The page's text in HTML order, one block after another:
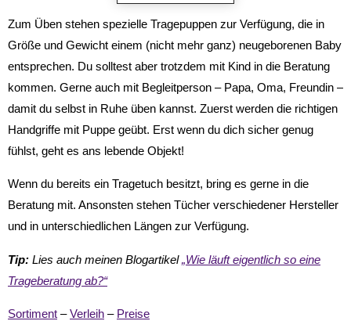
Zum Üben stehen spezielle Tragepuppen zur Verfügung, die in
Größe und Gewicht einem (nicht mehr ganz) neugeborenen Baby
entsprechen. Du solltest aber trotzdem mit Kind in die Beratung
kommen. Gerne auch mit Begleitperson – Papa, Oma, Freundin –
damit du selbst in Ruhe üben kannst. Zuerst werden die richtigen
Handgriffe mit Puppe geübt. Erst wenn du dich sicher genug
fühlst, geht es ans lebende Objekt!
Wenn du bereits ein Tragetuch besitzt, bring es gerne in die
Beratung mit. Ansonsten stehen Tücher verschiedener Hersteller
und in unterschiedlichen Längen zur Verfügung.
Tip: Lies auch meinen Blogartikel„Wie läuft eigentlich so eine
Trageberatung ab?“
Sortiment –Verleih – Preise